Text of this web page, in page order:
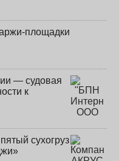
площадки
— судовая
к
сухогруз